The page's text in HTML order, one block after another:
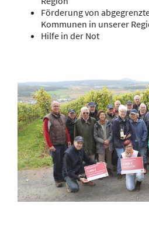
Förderung von
Kommunen in unserer
Hilfe in der Not